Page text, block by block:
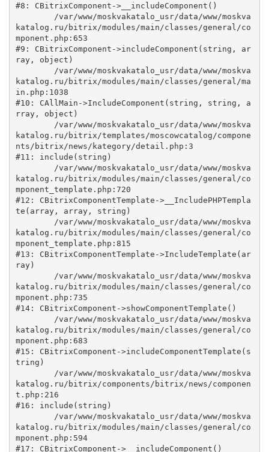
#8: CBitrixComponent->__includeComponent()
katalog.ru/bitrix/modules/main/classes/general/co
mponent.php:653
#9: CBitrixComponent->includeComponent(string, ar
ray, object)
katalog.ru/bitrix/modules/main/classes/general/ma
in.php:1038
#10: CAllMain->IncludeComponent(string, string, a
rray, object)
katalog.ru/bitrix/templates/moscowcatalog/compone
nts/bitrix/news/kategory/detail.php:3
#11: include(string)
katalog.ru/bitrix/modules/main/classes/general/co
mponent_template.php:720
#12: CBitrixComponentTemplate->__IncludePHPTempla
te(array, array, string)
katalog.ru/bitrix/modules/main/classes/general/co
mponent_template.php:815
#13: CBitrixComponentTemplate->IncludeTemplate(ar
ray)
katalog.ru/bitrix/modules/main/classes/general/co
mponent.php:735
#14: CBitrixComponent->showComponentTemplate()
katalog.ru/bitrix/modules/main/classes/general/co
mponent.php:683
#15: CBitrixComponent->includeComponentTemplate(s
tring)
katalog.ru/bitrix/components/bitrix/news/componen
t.php:216
#16: include(string)
katalog.ru/bitrix/modules/main/classes/general/co
mponent.php:594
#17: CBitrixComponent->__includeComponent()